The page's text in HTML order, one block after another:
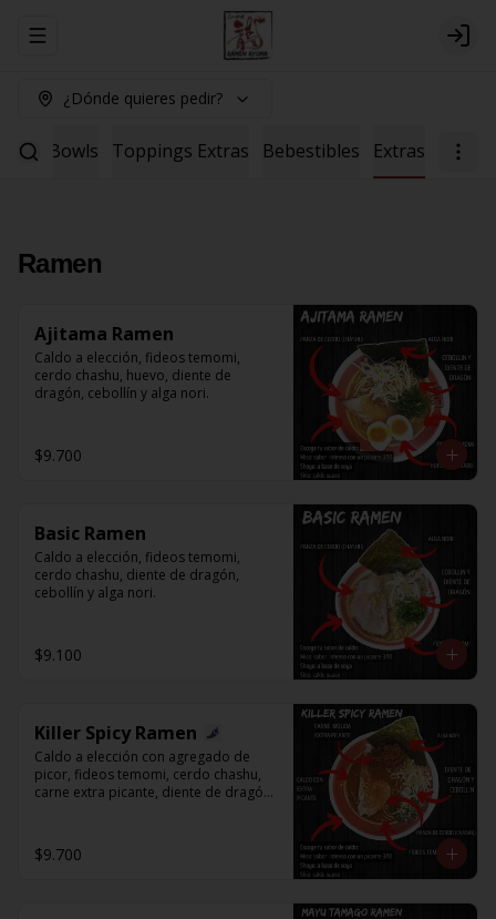
Abrir menu de navegación Login
¿Dónde quieres pedir?
Bowls Toppings Extras Bebestibles Extras
Ramen
Ajitama Ramen
Caldo a elección, fideos temomi,
cerdo chashu, huevo, diente de
dragón, cebollín y alga nori.
$9.700
Basic Ramen
Caldo a elección, fideos temomi,
cerdo chashu, diente de dragón,
cebollín y alga nori.
$9.100
Killer Spicy Ramen
Caldo a elección con agregado de
picor, fideos temomi, cerdo chashu,
carne extra picante, diente de dragón,
$9.700